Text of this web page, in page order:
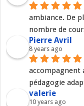
ambiance. De
nombre de
Pierre Avril
8 years ago
accompagnent
pédagogie
valerie
10 years ago